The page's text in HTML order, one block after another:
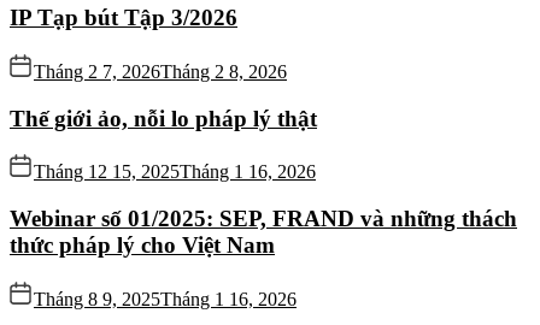
IP Tạp bút Tập 3/2026
Tháng 2 7, 2026Tháng 2 8, 2026
Thế giới ảo, nỗi lo pháp lý thật
Tháng 12 15, 2025Tháng 1 16, 2026
Webinar số 01/2025: SEP, FRAND và những thách
thức pháp lý cho Việt Nam
Tháng 8 9, 2025Tháng 1 16, 2026